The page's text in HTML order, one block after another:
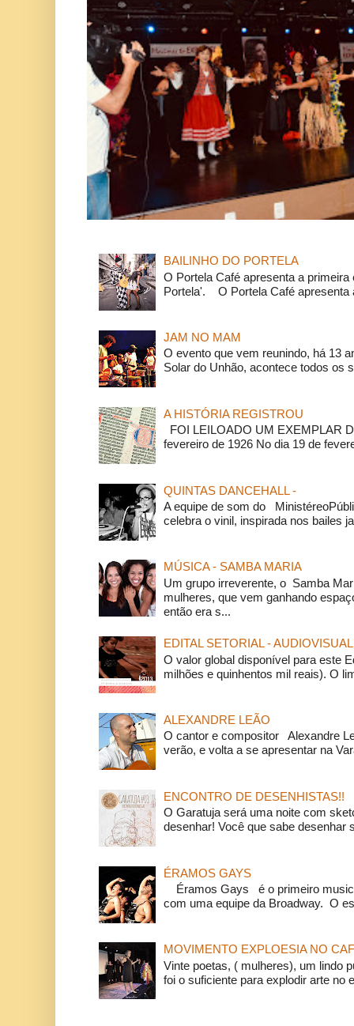
BAILINHO DO PORTELA
O Portela Café apresenta a
Portela'. O Portela Café apresenta
JAM NO MAM
O evento que vem reunindo, há 13
Solar do Unhão, acontece todos os
A HISTÓRIA REGISTROU
FOI LEILOADO UM EXEMPLAR
fevereiro de 1926 No dia 19 de
QUINTAS DANCEHALL -
A equipe de som do
celebra o vinil, inspirada nos bailes
MÚSICA - SAMBA MARIA
Um grupo irreverente, o Samba
mulheres, que vem ganhando
então era s...
EDITAL SETORIAL - AUDIOVISUAL
O valor global disponível para este
milhões e quinhentos mil reais). O
ALEXANDRE LEÃO
O cantor e compositor Alexandre
verão, e volta a se apresentar na
ENCONTRO DE DESENHISTAS!!
O Garatuja será uma noite com
desenhar! Você que sabe desenhar
ÉRAMOS GAYS
Éramos Gays é o primeiro
com uma equipe da Broadway. O
MOVIMENTO EXPLOESIA NO
Vinte poetas, ( mulheres), um lindo
foi o suficiente para explodir arte no